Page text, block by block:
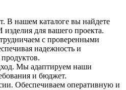
В нашем каталоге вы найдете
для вашего проекта.
с проверенными
надежность и
Мы адаптируем наши
и бюджет.
Обеспечиваем оперативную и